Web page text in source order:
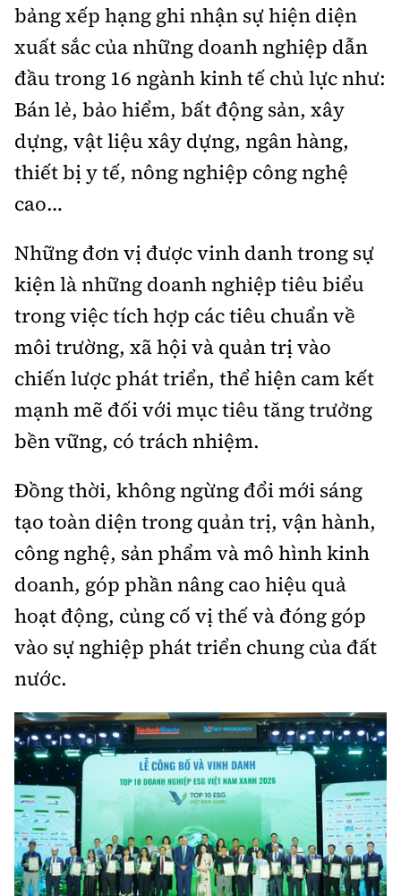
Tổng biên tập: Nguyễn Thị Hồng Nga
Phó Tổng biên tập:Nguyễn Sơn Tùng,
Nguyễn Đức Thắng, La Đức Hùng
Hotline:
0901 514 799
Quảng cáo và Phát hành:
0915 057 282
Email:bandoc@baoxaydung.vn
Cấm sao chép dưới mọi hình thức nếu không có sự
chấp thuận bằng văn bản.
Thông tin tòa
soạn
bảng xếp hạng ghi nhận sự hiện diện
xuất sắc của những doanh nghiệp dẫn
đầu trong 16 ngành kinh tế chủ lực như:
Bán lẻ, bảo hiểm, bất động sản, xây
dựng, vật liệu xây dựng, ngân hàng,
thiết bị y tế, nông nghiệp công nghệ
cao…
Những đơn vị được vinh danh trong sự
kiện là những doanh nghiệp tiêu biểu
trong việc tích hợp các tiêu chuẩn về
môi trường, xã hội và quản trị vào
chiến lược phát triển, thể hiện cam kết
mạnh mẽ đối với mục tiêu tăng trưởng
bền vững, có trách nhiệm.
Đồng thời, không ngừng đổi mới sáng
tạo toàn diện trong quản trị, vận hành,
công nghệ, sản phẩm và mô hình kinh
doanh, góp phần nâng cao hiệu quả
hoạt động, củng cố vị thế và đóng góp
vào sự nghiệp phát triển chung của đất
nước.